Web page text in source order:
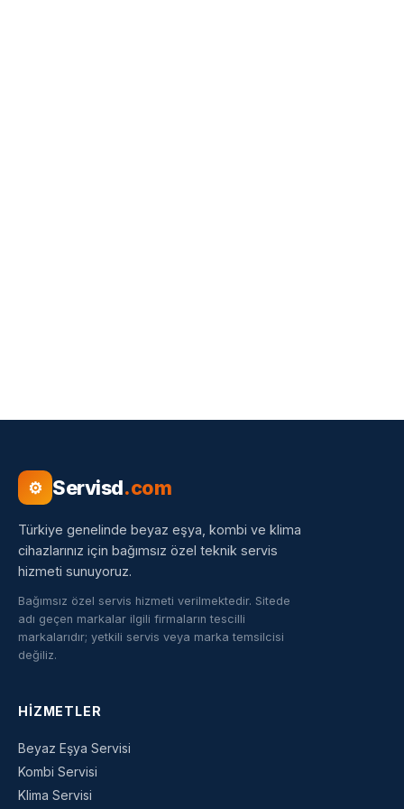
⚙ Servisd.com
Türkiye genelinde beyaz eşya, kombi ve klima
cihazlarınız için bağımsız özel teknik servis
hizmeti sunuyoruz.
Bağımsız özel servis hizmeti verilmektedir. Sitede
adı geçen markalar ilgili firmaların tescilli
markalarıdır; yetkili servis veya marka temsilcisi
değiliz.
HIZMETLER
Beyaz Eşya Servisi
Kombi Servisi
Klima Servisi